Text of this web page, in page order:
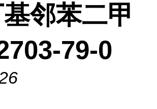
邻苯二甲
79-0